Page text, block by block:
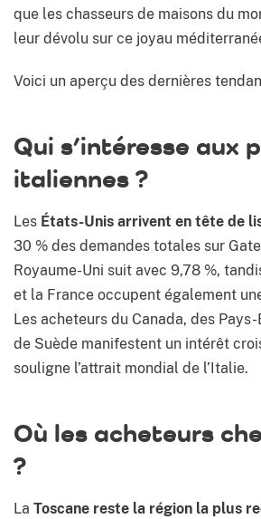
que les chasseurs de maisons du
leur dévolu sur ce joyau
Voici un aperçu des dernières
Qui s’intéresse aux
italiennes ?
Les États-Unis arrivent en tête de
30 % des demandes totales sur
Royaume-Uni suit avec 9,78 %,
et la France occupent également
Les acheteurs du Canada, des
de Suède manifestent un intérêt
souligne l’attrait mondial de l’Italie.
Où les acheteurs
?
La Toscane reste la région la plus